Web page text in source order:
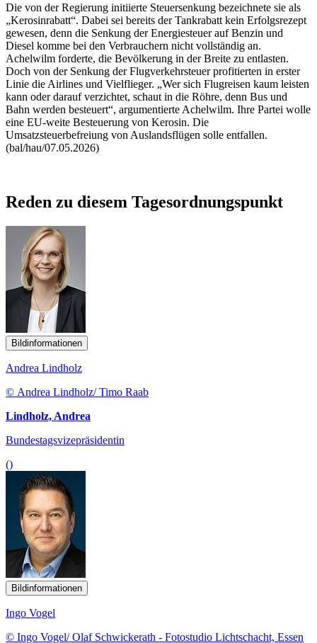
Die von der Regierung initiierte Steuersenkung bezeichnete sie als
„Kerosinrabatt“. Dabei sei bereits der Tankrabatt kein Erfolgsrezept
gewesen, denn die Senkung der Energiesteuer auf Benzin und
Diesel komme bei den Verbrauchern nicht vollständig an.
Achelwilm forderte, die Bevölkerung in der Breite zu entlasten.
Doch von der Senkung der Flugverkehrsteuer profitierten in erster
Linie die Airlines und Vielflieger. „Wer sich Flugreisen kaum leisten
kann oder darauf verzichtet, schaut in die Röhre, denn Bus und
Bahn werden besteuert“, argumentierte Achelwilm. Ihre Partei wolle
eine EU-weite Besteuerung von Kerosin. Die
Umsatzsteuerbefreiung von Auslandsflügen solle entfallen.
(bal/hau/07.05.2026)
Reden zu diesem Tagesordnungspunkt
Bildinformationen
Andrea Lindholz
© Andrea Lindholz/ Timo Raab
Lindholz, Andrea
Bundestagsvizepräsidentin
()
Bildinformationen
Ingo Vogel
© Ingo Vogel/ Olaf Schwickerath - Fotostudio Lichtschacht, Essen